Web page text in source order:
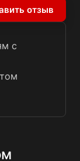
с
отзыв